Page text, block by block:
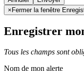
× Fermer la fenêtre
Enregistrer
Tous les champs sont
Nom de mon alerte